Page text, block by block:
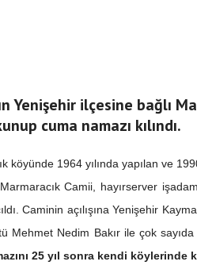
Yenişehir ilçesine bağlı
cuma namazı kılındı.
köyünde 1964 yılında yapılan ve
Marmaracık Camii, hayırserver
Caminin açılışına Yenişehir
Mehmet Nedim Bakır ile çok sayıda
25 yıl sonra kendi köylerinde
Samsun
Etkinliği
Türkiye’de
koparıyor mu?